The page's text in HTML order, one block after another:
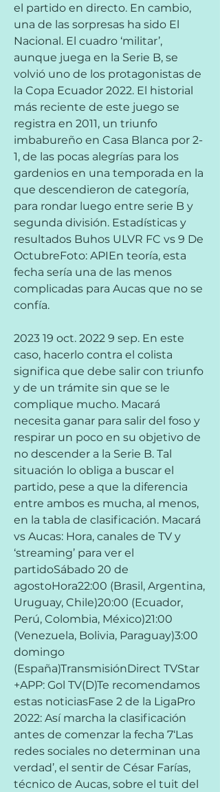
el partido en directo. En cambio,
una de las sorpresas ha sido El
Nacional. El cuadro ‘militar’,
aunque juega en la Serie B, se
volvió uno de los protagonistas de
la Copa Ecuador 2022. El historial
más reciente de este juego se
registra en 2011, un triunfo
imbabureño en Casa Blanca por 2-
1, de las pocas alegrías para los
gardenios en una temporada en la
que descendieron de categoría,
para rondar luego entre serie B y
segunda división. Estadísticas y
resultados Buhos ULVR FC vs 9 De
OctubreFoto: APIEn teoría, esta
fecha sería una de las menos
complicadas para Aucas que no se
confía.
2023 19 oct. 2022 9 sep. En este
caso, hacerlo contra el colista
significa que debe salir con triunfo
y de un trámite sin que se le
complique mucho. Macará
necesita ganar para salir del foso y
respirar un poco en su objetivo de
no descender a la Serie B. Tal
situación lo obliga a buscar el
partido, pese a que la diferencia
entre ambos es mucha, al menos,
en la tabla de clasificación. Macará
vs Aucas: Hora, canales de TV y
‘streaming’ para ver el
partidoSábado 20 de
agostoHora22:00 (Brasil, Argentina,
Uruguay, Chile)20:00 (Ecuador,
Perú, Colombia, México)21:00
(Venezuela, Bolivia, Paraguay)3:00
domingo
(España)TransmisiónDirect TVStar
+APP: Gol TV(D)Te recomendamos
estas noticiasFase 2 de la LigaPro
2022: Así marcha la clasificación
antes de comenzar la fecha 7‘Las
redes sociales no determinan una
verdad’, el sentir de César Farías,
técnico de Aucas, sobre el tuit del